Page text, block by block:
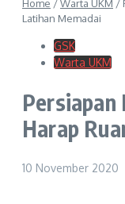
Home /Warta UKM /
Latihan Memadai
GSK
Warta UKM
Persiapan
Harap
10 November 2020